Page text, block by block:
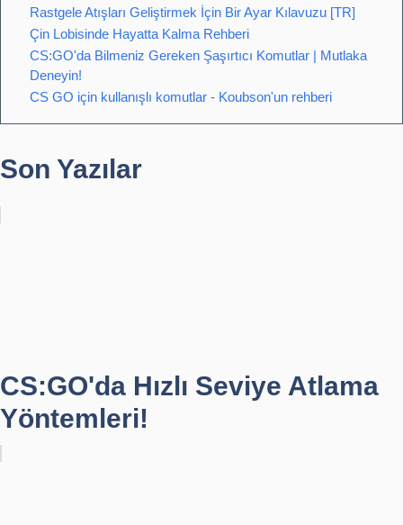
Rastgele Atışları Geliştirmek İçin Bir Ayar Kılavuzu [TR]
Çin Lobisinde Hayatta Kalma Rehberi
CS:GO'da Bilmeniz Gereken Şaşırtıcı Komutlar | Mutlaka
Deneyin!
CS GO için kullanışlı komutlar - Koubson'un rehberi
Son Yazılar
CS:GO'da Hızlı Seviye Atlama
Yöntemleri!